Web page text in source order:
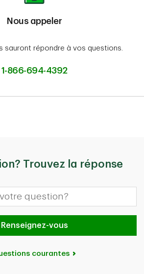
Nous appeler
sauront répondre à vos questions.
1-866-694-4392
Trouvez la réponse
Renseignez-vous
courantes